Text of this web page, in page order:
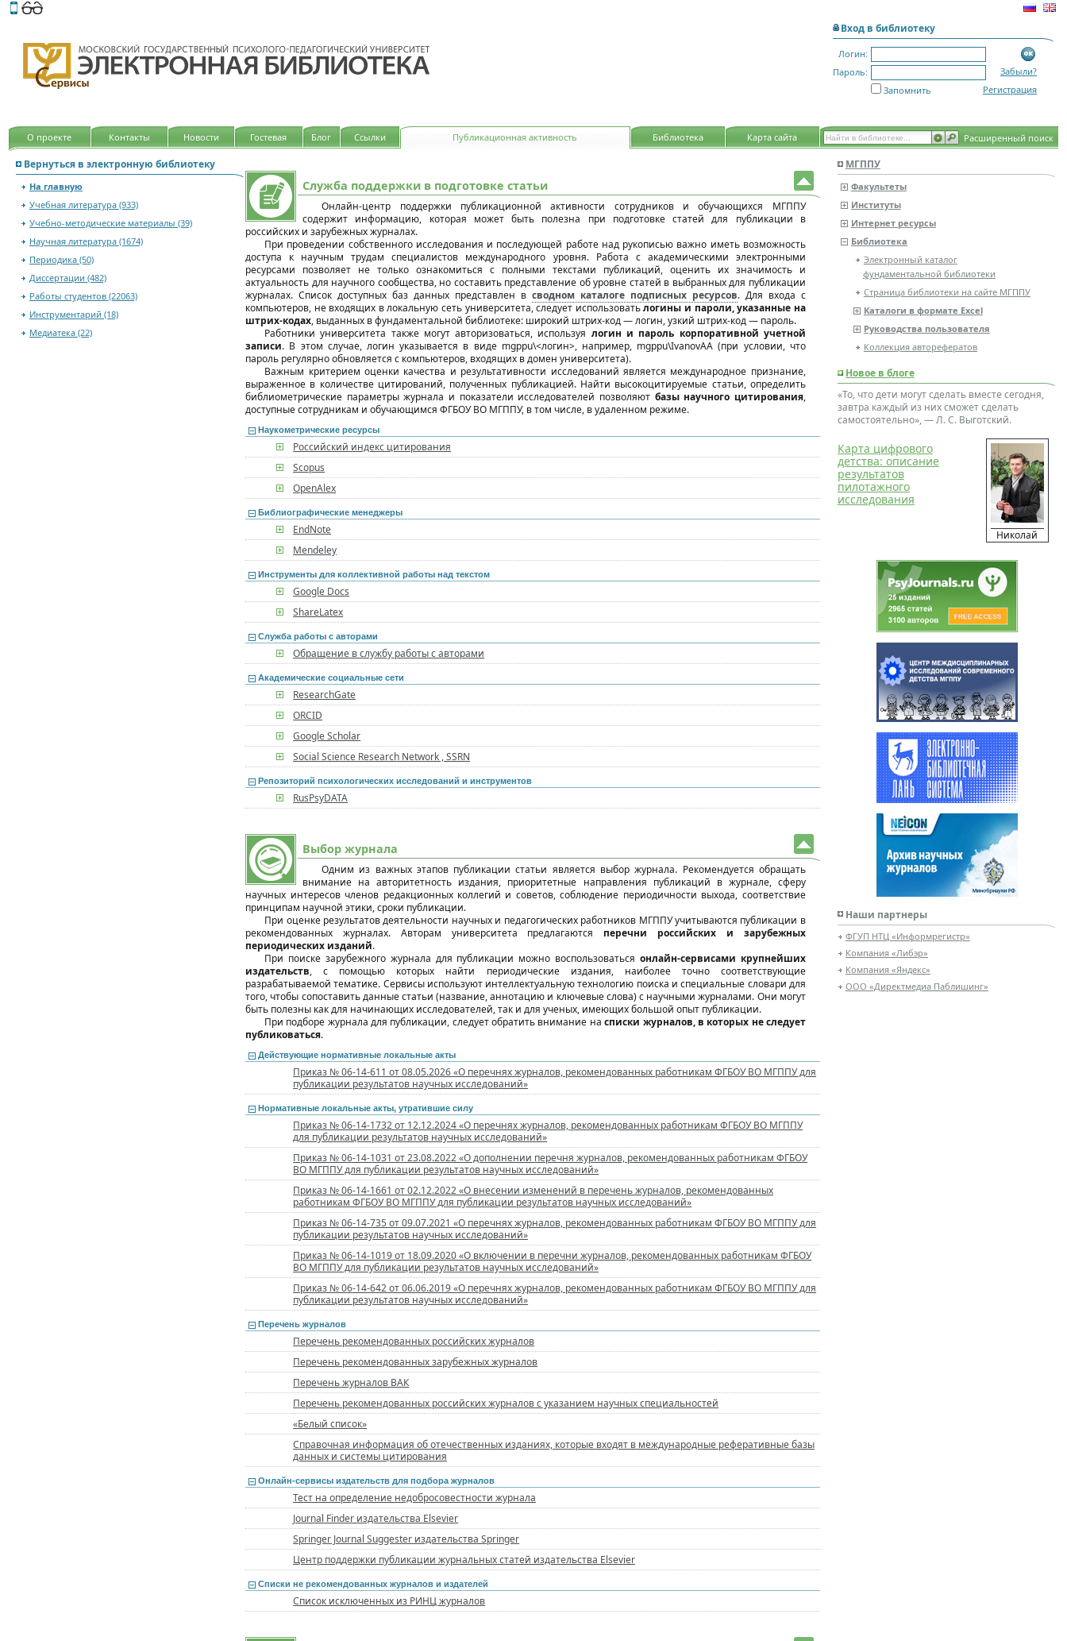
Этот сайт поддерживает
Вход в библиотеку
Логин:
Пароль:
Забыли?
Регистрация
Запомнить
О проекте Контакты Новости Гостевая Блог Ссылки Публикационная активность Библиотека Карта сайта Расширенный поиск
Вернуться в электронную библиотеку
На главную
Учебная литература (933)
Учебно-методические материалы (39)
Научная литература (1674)
Периодика (50)
Диссертации (482)
Работы студентов (22063)
Инструментарий (18)
Медиатека (22)
Служба поддержки в подготовке статьи
Онлайн-центр поддержки публикационной активности сотрудников и обучающихся МГППУ
содержит информацию, которая может быть полезна при подготовке статей для публикации в
российских и зарубежных журналах.
При проведении собственного исследования и последующей работе над рукописью важно иметь возможность
доступа к научным трудам специалистов международного уровня. Работа с академическими электронными
ресурсами позволяет не только ознакомиться с полными текстами публикаций, оценить их значимость и
актуальность для научного сообщества, но составить представление об уровне статей в выбранных для публикации
журналах. Список доступных баз данных представлен в сводном каталоге подписных ресурсов. Для входа с
компьютеров, не входящих в локальную сеть университета, следует использоватьлогины и пароли, указанные на
штрих-кодах, выданных в фундаментальной библиотеке: широкий штрих-код — логин, узкий штрих-код — пароль.
Работники университета также могут авторизоваться, используя логин и пароль корпоративной учетной
записи. В этом случае, логин указывается в виде mgppu\<логин>, например, mgppu\IvanovAA (при условии, что
пароль регулярно обновляется с компьютеров, входящих в домен университета).
Важным критерием оценки качества и результативности исследований является международное признание,
выраженное в количестве цитирований, полученных публикацией. Найти высокоцитируемые статьи, определить
библиометрические параметры журнала и показатели исследователей позволяют базы научного цитирования,
доступные сотрудникам и обучающимся ФГБОУ ВО МГППУ, в том числе, в удаленном режиме.
Наукометрические ресурсы
Российский индекс цитирования
Scopus
OpenAlex
Библиографические менеджеры
EndNote
Mendeley
Инструменты для коллективной работы над текстом
Google Docs
ShareLatex
Служба работы с авторами
Обращение в службу работы с авторами
Академические социальные сети
ResearchGate
ORCID
Google Scholar
Social Science Research Network , SSRN
Репозиторий психологических исследований и инструментов
RusPsyDATA
Выбор журнала
Одним из важных этапов публикации статьи является выбор журнала. Рекомендуется обращать
внимание на авторитетность издания, приоритетные направления публикаций в журнале, сферу
научных интересов членов редакционных коллегий и советов, соблюдение периодичности выхода, соответствие
принципам научной этики, сроки публикации.
При оценке результатов деятельности научных и педагогических работников МГППУ учитываются публикации в
рекомендованных журналах. Авторам университета предлагаются перечни российских и зарубежных
периодических изданий.
При поиске зарубежного журнала для публикации можно воспользоваться онлайн-сервисами крупнейших
издательств, с помощью которых найти периодические издания, наиболее точно соответствующие
разрабатываемой тематике. Сервисы используют интеллектуальную технологию поиска и специальные словари для
того, чтобы сопоставить данные статьи (название, аннотацию и ключевые слова) с научными журналами. Они могут
быть полезны как для начинающих исследователей, так и для ученых, имеющих большой опыт публикации.
При подборе журнала для публикации, следует обратить внимание насписки журналов, в которых не следует
публиковаться.
Действующие нормативные локальные акты
Приказ № 06-14-611 от 08.05.2026 «О перечнях журналов, рекомендованных работникам ФГБОУ ВО МГППУ для
публикации результатов научных исследований»
Нормативные локальные акты, утратившие силу
Приказ № 06-14-1732 от 12.12.2024 «О перечнях журналов, рекомендованных работникам ФГБОУ ВО МГППУ
для публикации результатов научных исследований»
Приказ № 06-14-1031 от 23.08.2022 «О дополнении перечня журналов, рекомендованных работникам ФГБОУ
ВО МГППУ для публикации результатов научных исследований»
Приказ № 06-14-1661 от 02.12.2022 «О внесении изменений в перечень журналов, рекомендованных
работникам ФГБОУ ВО МГППУ для публикации результатов научных исследований»
Приказ № 06-14-735 от 09.07.2021 «О перечнях журналов, рекомендованных работникам ФГБОУ ВО МГППУ для
публикации результатов научных исследований»
Приказ № 06-14-1019 от 18.09.2020 «О включении в перечни журналов, рекомендованных работникам ФГБОУ
ВО МГППУ для публикации результатов научных исследований»
Приказ № 06-14-642 от 06.06.2019 «О перечнях журналов, рекомендованных работникам ФГБОУ ВО МГППУ для
публикации результатов научных исследований»
Перечень журналов
Перечень рекомендованных российских журналов
Перечень рекомендованных зарубежных журналов
Перечень журналов ВАК
Перечень рекомендованных российских журналов с указанием научных специальностей
«Белый список»
Справочная информация об отечественных изданиях, которые входят в международные реферативные базы
данных и системы цитирования
Онлайн-сервисы издательств для подбора журналов
Тест на определение недобросовестности журнала
Journal Finder издательства Elsevier
Springer Journal Suggester издательства Springer
Центр поддержки публикации журнальных статей издательства Elsevier
Списки не рекомендованных журналов и издателей
Список исключенных из РИНЦ журналов
МГППУ
Факультеты
Институты
Интернет ресурсы
Библиотека
Электронный каталог
фундаментальной библиотеки
Страница библиотеки на сайте МГППУ
Каталоги в формате Excel
Руководства пользователя
Коллекция авторефератов
Новое в блоге
«То, что дети могут сделать вместе сегодня,
завтра каждый из них сможет сделать
самостоятельно», — Л. С. Выготский.
Николай
Карта цифрового
детства: описание
результатов
пилотажного
исследования
Наши партнеры
ФГУП НТЦ «Информрегистр»
Компания «Либэр»
Компания «Яндекс»
ООО «Директмедиа Паблишинг»